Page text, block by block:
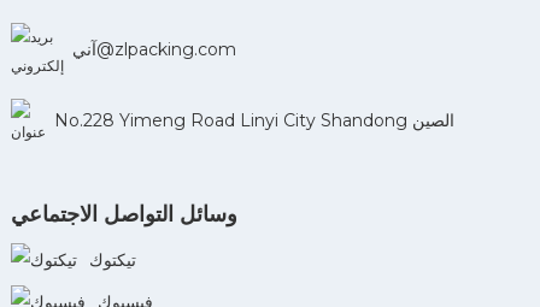
آني@zlpacking.com
No.228 Yimeng Road Linyi City Shandong الصين
وسائل التواصل الاجتماعي
تيكتوك
فيسبوك